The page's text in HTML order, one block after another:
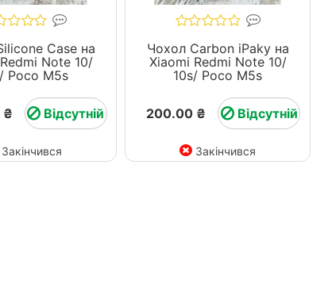
Case на
Note 10/
Poco M5s
₴ Відсутній
Закінчився
Чохол Carbon iPaky на
Xiaomi Redmi Note 10/
10s/ Poco M5s
200.00 ₴ Відсутній
Закінчився